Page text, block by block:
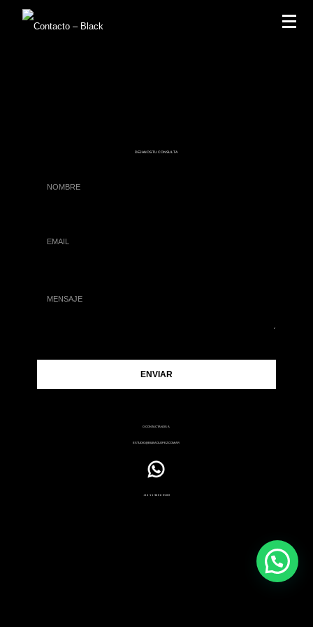
DEJANOS TU CONSULTA
O CONTACTANOS A
ESTUDIO@BILBAOLOPEZ.COM.AR
+54 11 3606 5180